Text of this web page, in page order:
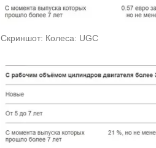
Скриншот: Колеса: UGC